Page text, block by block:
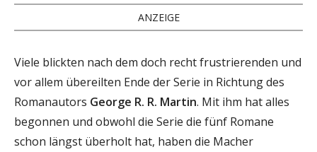
ANZEIGE
Viele blickten nach dem doch recht frustrierenden und
vor allem übereilten Ende der Serie in Richtung des
Romanautors George R. R. Martin. Mit ihm hat alles
begonnen und obwohl die Serie die fünf Romane
schon längst überholt hat, haben die Macher